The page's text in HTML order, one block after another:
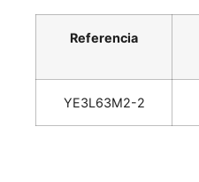
Referencia
YE3L63M2-2